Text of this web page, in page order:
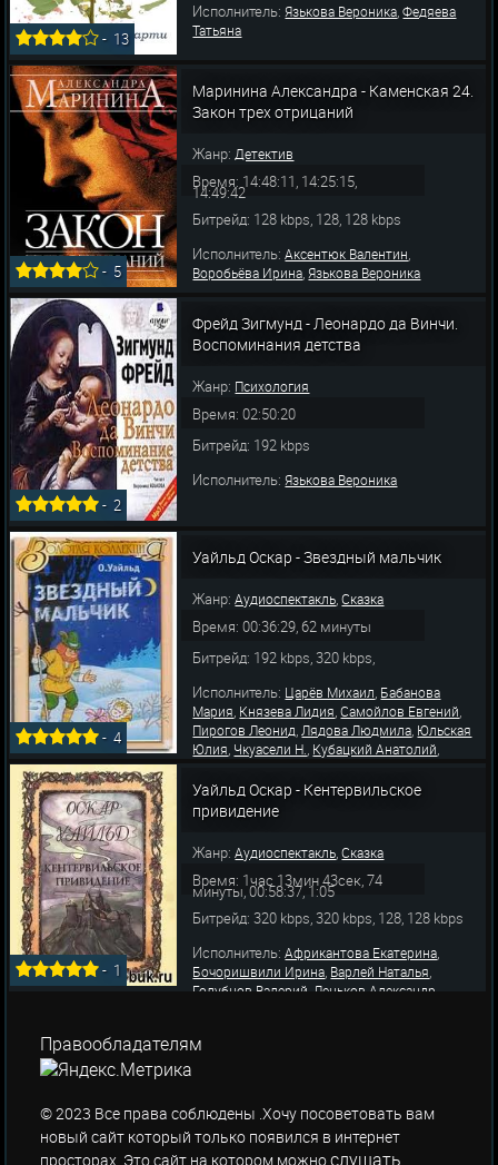
- 13
Исполнитель:Язькова Вероника,Федяева
Татьяна
- 5
Маринина Александра - Каменская 24.
Закон трех отрицаний
Жанр:Детектив
Время: 14:48:11, 14:25:15,
14:49:42
Битрейд: 128 kbps, 128, 128 kbps
Исполнитель:Аксентюк Валентин,
Воробьёва Ирина,Язькова Вероника
-2
Фрейд Зигмунд - Леонардо да Винчи.
Воспоминания детства
Жанр: Психология
Время: 02:50:20
Битрейд: 192 kbps
Исполнитель:Язькова Вероника
-4
Уайльд Оскар - Звездный мальчик
Жанр:Аудиоспектакль ,Сказка
Время: 00:36:29, 62 минуты
Битрейд: 192 kbps, 320 kbps,
Исполнитель: Царёв Михаил Бабанова
Мария Князева Лидия ,Самойлов Евгений
Пирогов Леонид Лядова Людмила Юльская
Юлия Чкуасели Н. Кубацкий Анатолий
Сергей ,Левашев Владимир,Малкова Алла
Малкова Мария Язькова Вероника
- 1
Уайльд Оскар - Кентервильское
привидение
Жанр:Аудиоспектакль,Сказка
Время: 1час 13мин 43сек, 74
минуты, 00:58:37, 1:05
Битрейд: 320 kbps, 320 kbps, 128, 128 kbps
Исполнитель:Африкантова Екатерина,
Бочоришвили Ирина, Варлей Наталья,
Голубцов Валерий Леньков Александр
Левашев Владимир
Правообладателям
© 2023 Все права соблюдены .Хочу посоветовать вам
новый сайт который только появился в интернет
просторах. Это сайт на котором можнослушать